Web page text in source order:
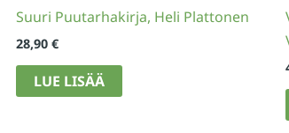
Suuri Puutarhakirja, Heli Plattonen
28,90 €
LUE LISÄÄ